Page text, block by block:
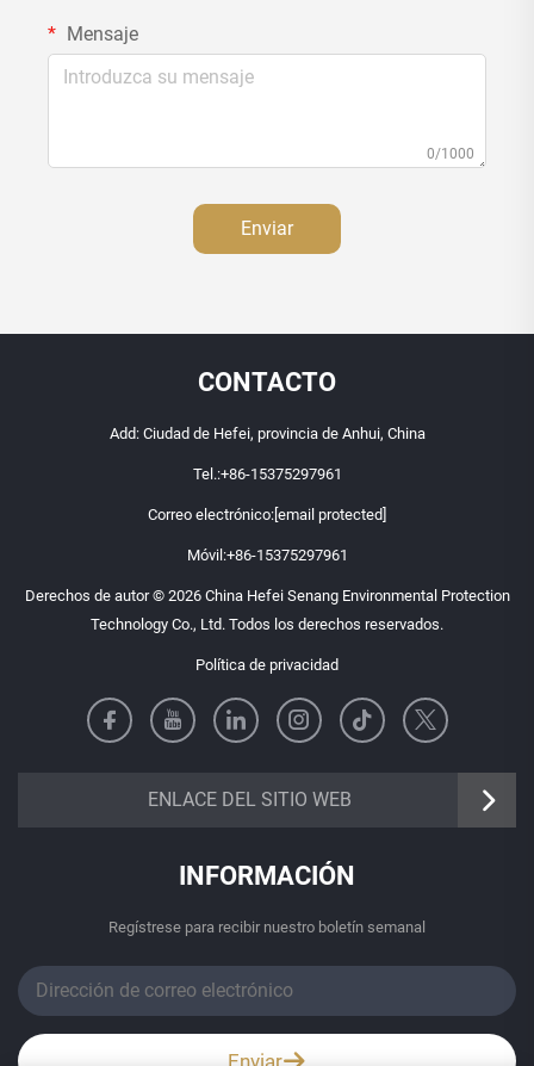
Mensaje
0/1000
Enviar
CONTACTO
Add: Ciudad de Hefei, provincia de Anhui, China
Tel.:+86-15375297961
Correo electrónico:[email protected]
Móvil:+86-15375297961
Derechos de autor © 2026 China Hefei Senang Environmental Protection
Technology Co., Ltd. Todos los derechos reservados.
Política de privacidad
ENLACE DEL SITIO WEB
https://senangbz.en.alibaba.com
INFORMACIÓN
Regístrese para recibir nuestro boletín semanal
Enviar